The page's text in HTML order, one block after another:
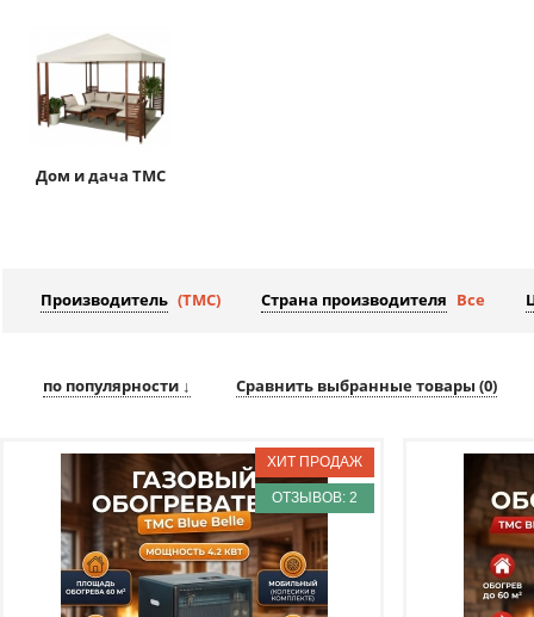
Дом и дача TMC
Производитель (TMC) Страна производителя Все
по популярности ↓ Сравнить выбранные товары (0)
ОТЗЫВОВ: 2